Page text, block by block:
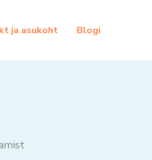
ja asukoht Blogi